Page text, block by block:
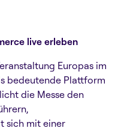
live erleben
Europas im
bedeutende Plattform
die Messe den
sich mit einer